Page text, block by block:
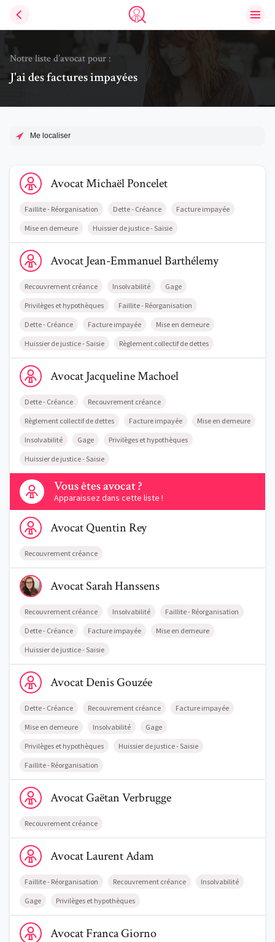
Trouve un avocat
Notre liste d’avocat pour :
J'ai des factures impayées
Me localiser
Voir le profil de AvocatMichaël Poncelet
AvocatMichaëlPoncelet
Faillite - Réorganisation Dette - Créance Facture impayée
Mise en demeure Huissier de justice - Saisie
Voir le profil de AvocatJean-Emmanuel Barthélemy
AvocatJean-EmmanuelBarthélemy
Recouvrement créance Insolvabilité Gage
Privilèges et hypothèques Faillite - Réorganisation
Dette - Créance Facture impayée Mise en demeure
Huissier de justice - Saisie Règlement collectif de dettes
Voir le profil de AvocatJacqueline Machoel
AvocatJacquelineMachoel
Dette - Créance Recouvrement créance
Règlement collectif de dettes Facture impayée Mise en demeure
Insolvabilité Gage Privilèges et hypothèques
Huissier de justice - Saisie
Vous êtes avocat ?
Apparaissez dans cette liste !
Contactez-nous
Voir le profil de AvocatQuentin Rey
AvocatQuentinRey
Recouvrement créance
Voir le profil de AvocatSarah Hanssens
AvocatSarahHanssens
Recouvrement créance Insolvabilité Faillite - Réorganisation
Dette - Créance Facture impayée Mise en demeure
Huissier de justice - Saisie
Voir le profil de AvocatDenis Gouzée
AvocatDenisGouzée
Dette - Créance Recouvrement créance Facture impayée
Mise en demeure Insolvabilité Gage
Privilèges et hypothèques Huissier de justice - Saisie
Faillite - Réorganisation
Voir le profil de AvocatGaëtan Verbrugge
AvocatGaëtanVerbrugge
Recouvrement créance
Voir le profil de AvocatLaurent Adam
AvocatLaurentAdam
Faillite - Réorganisation Recouvrement créance Insolvabilité
Gage Privilèges et hypothèques
Voir le profil de AvocatFranca Giorno
AvocatFrancaGiorno